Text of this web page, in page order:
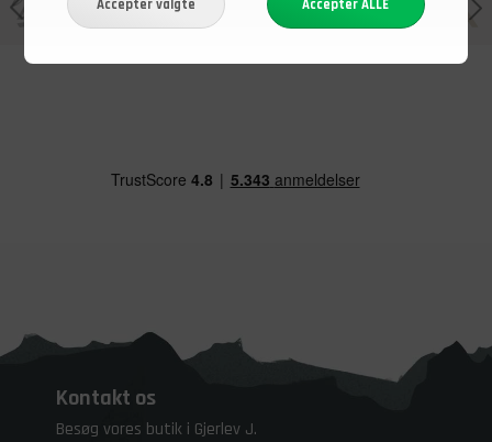
Kontakt os
Besøg vores butik i Gjerlev J.